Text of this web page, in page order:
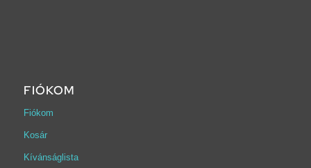
FIÓKOM
Fiókom
Kosár
Kívánságlista